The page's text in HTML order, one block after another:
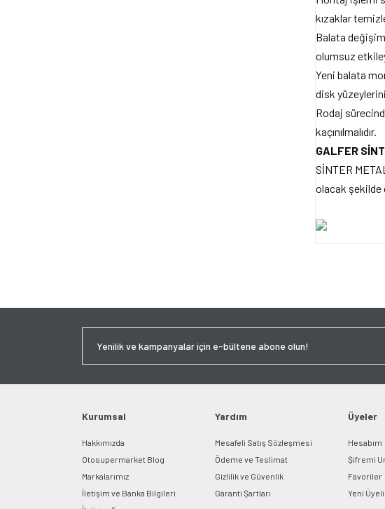
kızaklar
Balata
olumsuz
Yeni balata
disk
Rodaj
kaçınılmalıdır.
GALFER
SİNTER
olacak şekilde
Kurumsal
Hakkımızda
Otosupermarket Blog
Markalarımız
İletişim ve Banka Bilgileri
Yardım
Mesafeli Satış Sözleşmesi
Ödeme ve Teslimat
Gizlilik ve Güvenlik
Garanti Şartları
Üyeler
Hesabım
Şifremi
Favoriler
Yeni